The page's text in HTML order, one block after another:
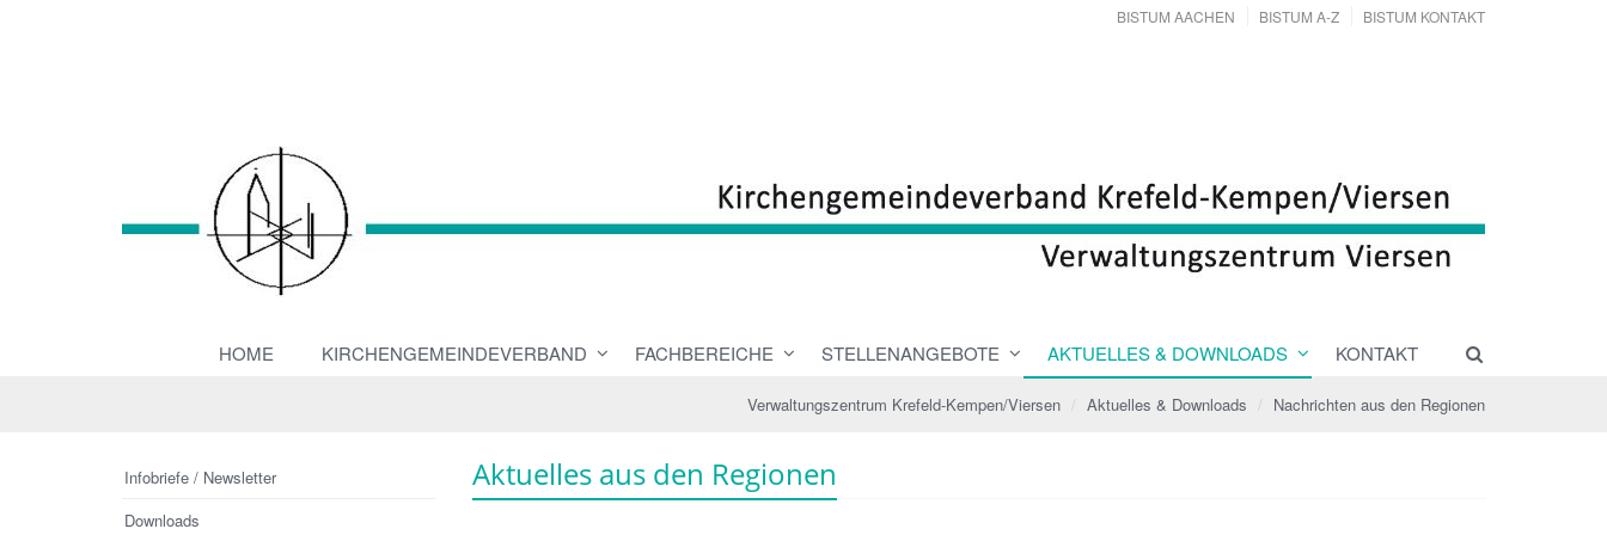
BISTUM AACHEN BISTUM A-Z BISTUM KONTAKT
HOME KIRCHENGEMEINDEVERBAND FACHBEREICHE STELLENANGEBOTE AKTUELLES & DOWNLOADS KONTAKT
Verwaltungszentrum Krefeld-Kempen/Viersen Aktuelles & Downloads Nachrichten aus den Regionen
Aktuelles aus den Regionen
Infobriefe / Newsletter
Downloads